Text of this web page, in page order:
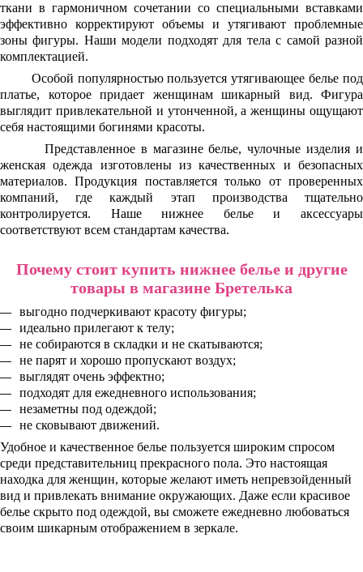
ткани в гармоничном сочетании со специальными вставками
эффективно корректируют объемы и утягивают проблемные
зоны фигуры. Наши модели подходят для тела с самой разной
комплектацией.
Особой популярностью пользуется утягивающее белье под
платье, которое придает женщинам шикарный вид. Фигура
выглядит привлекательной и утонченной, а женщины ощущают
себя настоящими богинями красоты.
Представленное в магазине белье, чулочные изделия и
женская одежда изготовлены из качественных и безопасных
материалов. Продукция поставляется только от проверенных
компаний, где каждый этап производства тщательно
контролируется. Наше нижнее белье и аксессуары
соответствуют всем стандартам качества.
Почему стоит купить нижнее белье и другие
товары в магазине Бретелька
выгодно подчеркивают красоту фигуры;
идеально прилегают к телу;
не собираются в складки и не скатываются;
не парят и хорошо пропускают воздух;
выглядят очень эффектно;
подходят для ежедневного использования;
незаметны под одеждой;
не сковывают движений.
Удобное и качественное белье пользуется широким спросом
среди представительниц прекрасного пола. Это настоящая
находка для женщин, которые желают иметь непревзойденный
вид и привлекать внимание окружающих. Даже если красивое
белье скрыто под одеждой, вы сможете ежедневно любоваться
своим шикарным отображением в зеркале.